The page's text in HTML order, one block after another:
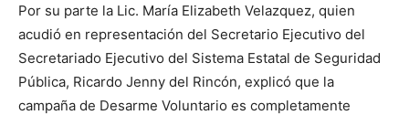
Por su parte la Lic. María Elizabeth Velazquez, quien
acudió en representación del Secretario Ejecutivo del
Secretariado Ejecutivo del Sistema Estatal de Seguridad
Pública, Ricardo Jenny del Rincón, explicó que la
campaña de Desarme Voluntario es completamente